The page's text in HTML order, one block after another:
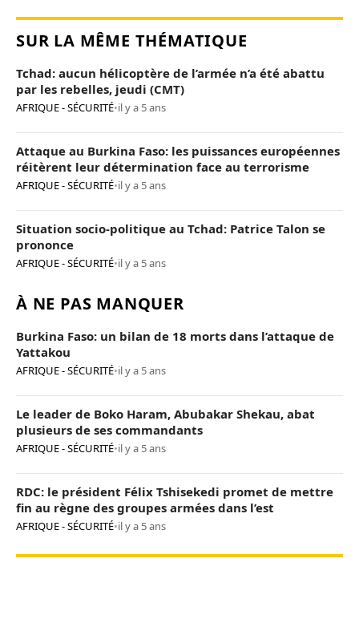
SUR LA MÊME THÉMATIQUE
Tchad: aucun hélicoptère de l’armée n’a été abattu
par les rebelles, jeudi (CMT)
AFRIQUE - SÉCURITÉ•il y a 5 ans
Attaque au Burkina Faso: les puissances européennes
réitèrent leur détermination face au terrorisme
AFRIQUE - SÉCURITÉ•il y a 5 ans
Situation socio-politique au Tchad: Patrice Talon se
prononce
AFRIQUE - SÉCURITÉ•il y a 5 ans
À NE PAS MANQUER
Burkina Faso: un bilan de 18 morts dans l’attaque de
Yattakou
AFRIQUE - SÉCURITÉ•il y a 5 ans
Le leader de Boko Haram, Abubakar Shekau, abat
plusieurs de ses commandants
AFRIQUE - SÉCURITÉ•il y a 5 ans
RDC: le président Félix Tshisekedi promet de mettre
fin au règne des groupes armées dans l’est
AFRIQUE - SÉCURITÉ•il y a 5 ans